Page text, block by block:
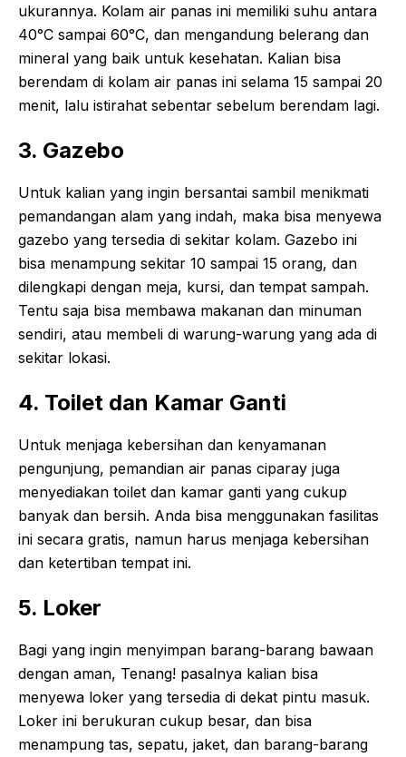
ukurannya. Kolam air panas ini memiliki suhu antara
40°C sampai 60°C, dan mengandung belerang dan
mineral yang baik untuk kesehatan. Kalian bisa
berendam di kolam air panas ini selama 15 sampai 20
menit, lalu istirahat sebentar sebelum berendam lagi.
3. Gazebo
Untuk kalian yang ingin bersantai sambil menikmati
pemandangan alam yang indah, maka bisa menyewa
gazebo yang tersedia di sekitar kolam. Gazebo ini
bisa menampung sekitar 10 sampai 15 orang, dan
dilengkapi dengan meja, kursi, dan tempat sampah.
Tentu saja bisa membawa makanan dan minuman
sendiri, atau membeli di warung-warung yang ada di
sekitar lokasi.
4. Toilet dan Kamar Ganti
Untuk menjaga kebersihan dan kenyamanan
pengunjung, pemandian air panas ciparay juga
menyediakan toilet dan kamar ganti yang cukup
banyak dan bersih. Anda bisa menggunakan fasilitas
ini secara gratis, namun harus menjaga kebersihan
dan ketertiban tempat ini.
5. Loker
Bagi yang ingin menyimpan barang-barang bawaan
dengan aman, Tenang! pasalnya kalian bisa
menyewa loker yang tersedia di dekat pintu masuk.
Loker ini berukuran cukup besar, dan bisa
menampung tas, sepatu, jaket, dan barang-barang